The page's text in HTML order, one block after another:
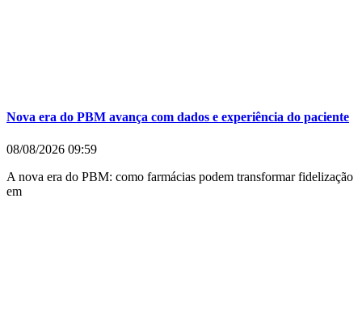
Nova era do PBM avança com dados e experiência do paciente
08/08/2026 09:59
A nova era do PBM: como farmácias podem transformar fidelização
em